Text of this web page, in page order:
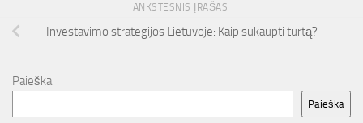
ANKSTESNIS ĮRAŠAS
Investavimo strategijos Lietuvoje: Kaip sukaupti turtą?
Paieška
Paieška